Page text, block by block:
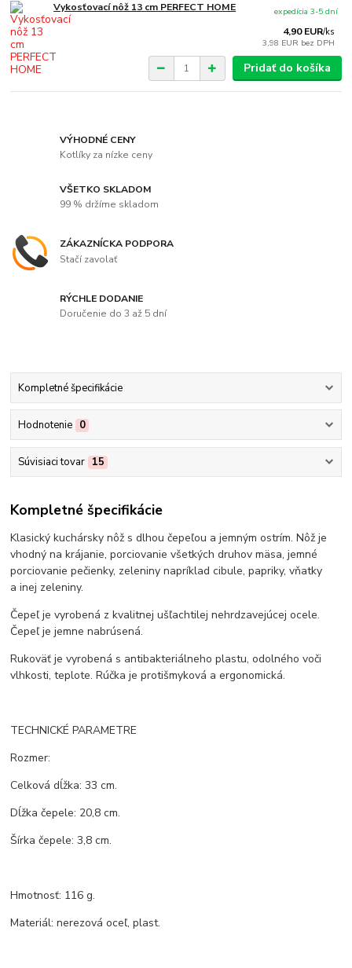
Vykosťovací nôž 13 cm PERFECT HOME
4,90 EUR/ks
3,98 EUR bez DPH
expedícia 3-5 dní
Pridať do košíka
VÝHODNÉ CENY
Kotlíky za nízke ceny
VŠETKO SKLADOM
99 % držíme skladom
ZÁKAZNÍCKA PODPORA
Stačí zavolať
RÝCHLE DODANIE
Doručenie do 3 až 5 dní
Kompletné špecifikácie
Hodnotenie 0
Súvisiaci tovar 15
Kompletné špecifikácie
Klasický kuchársky nôž s dlhou čepeľou a jemným ostrím. Nôž je
vhodný na krájanie, porciovanie všetkých druhov mäsa, jemné
porciovanie pečienky, zeleniny napríklad cibule, papriky, vňatky
a inej zeleniny.
Čepeľ je vyrobená z kvalitnej ušľachtilej nehrdzavejúcej ocele.
Čepeľ je jemne nabrúsená.
Rukoväť je vyrobená s antibakteriálneho plastu, odolného voči
vlhkosti, teplote. Rúčka je protišmyková a ergonomická.
TECHNICKÉ PARAMETRE
Rozmer:
Celková dĺžka: 33 cm.
Dĺžka čepele: 20,8 cm.
Šírka čepele: 3,8 cm.
Hmotnosť: 116 g.
Materiál: nerezová oceľ, plast.